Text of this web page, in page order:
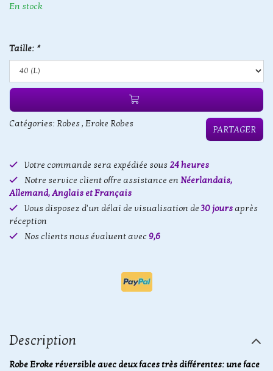
En stock
Taille: *
Catégories: Robes, Eroke Robes
PARTAGER
Votre commande sera expédiée sous24 heures
Notre service client offre assistance en Néerlandais,
Allemand, Anglais et Français
Vous disposez d'un délai de visualisation de30 jours après
réception
Nos clients nous évaluent avec 9,6
Description
Robe Eroke réversible avec deux faces très différentes: une face